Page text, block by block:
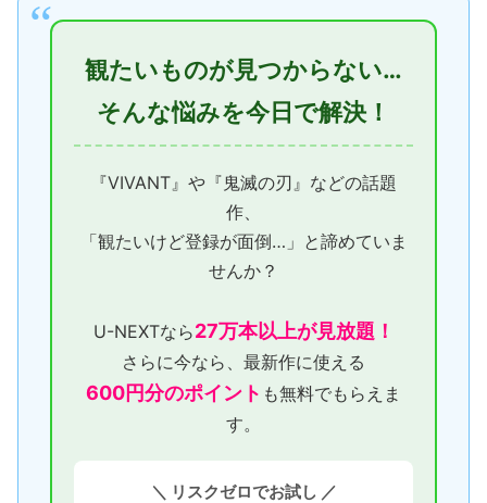
観たいものが見つからない…
そんな悩みを今日で解決！
『VIVANT』や『鬼滅の刃』などの話題
作、
「観たいけど登録が面倒…」と諦めていま
せんか？
U-NEXTなら27万本以上が見放題！
さらに今なら、最新作に使える
600円分のポイント も無料でもらえま
す。
＼ リスクゼロでお試し ／